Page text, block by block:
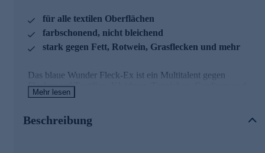
für alle textilen Oberflächen
farbschonend, nicht bleichend
stark gegen Fett, Rotwein, Grasflecken und mehr
Das blaue Wunder Fleck-Ex ist ein Multitalent gegen
Flecken auf Textilien, Kleidung, Teppichen, Gardinen und
Polstern, eignet sich als Vorwaschspray und wirkt als
Wänden, Böden ... usw. Fleck-Ex hilft gegen Rotwein,
Kaffee, Cola, Möhrensaft, Gras, Fett, Saucen, Make-up,
Mehr lesen
Beschreibung